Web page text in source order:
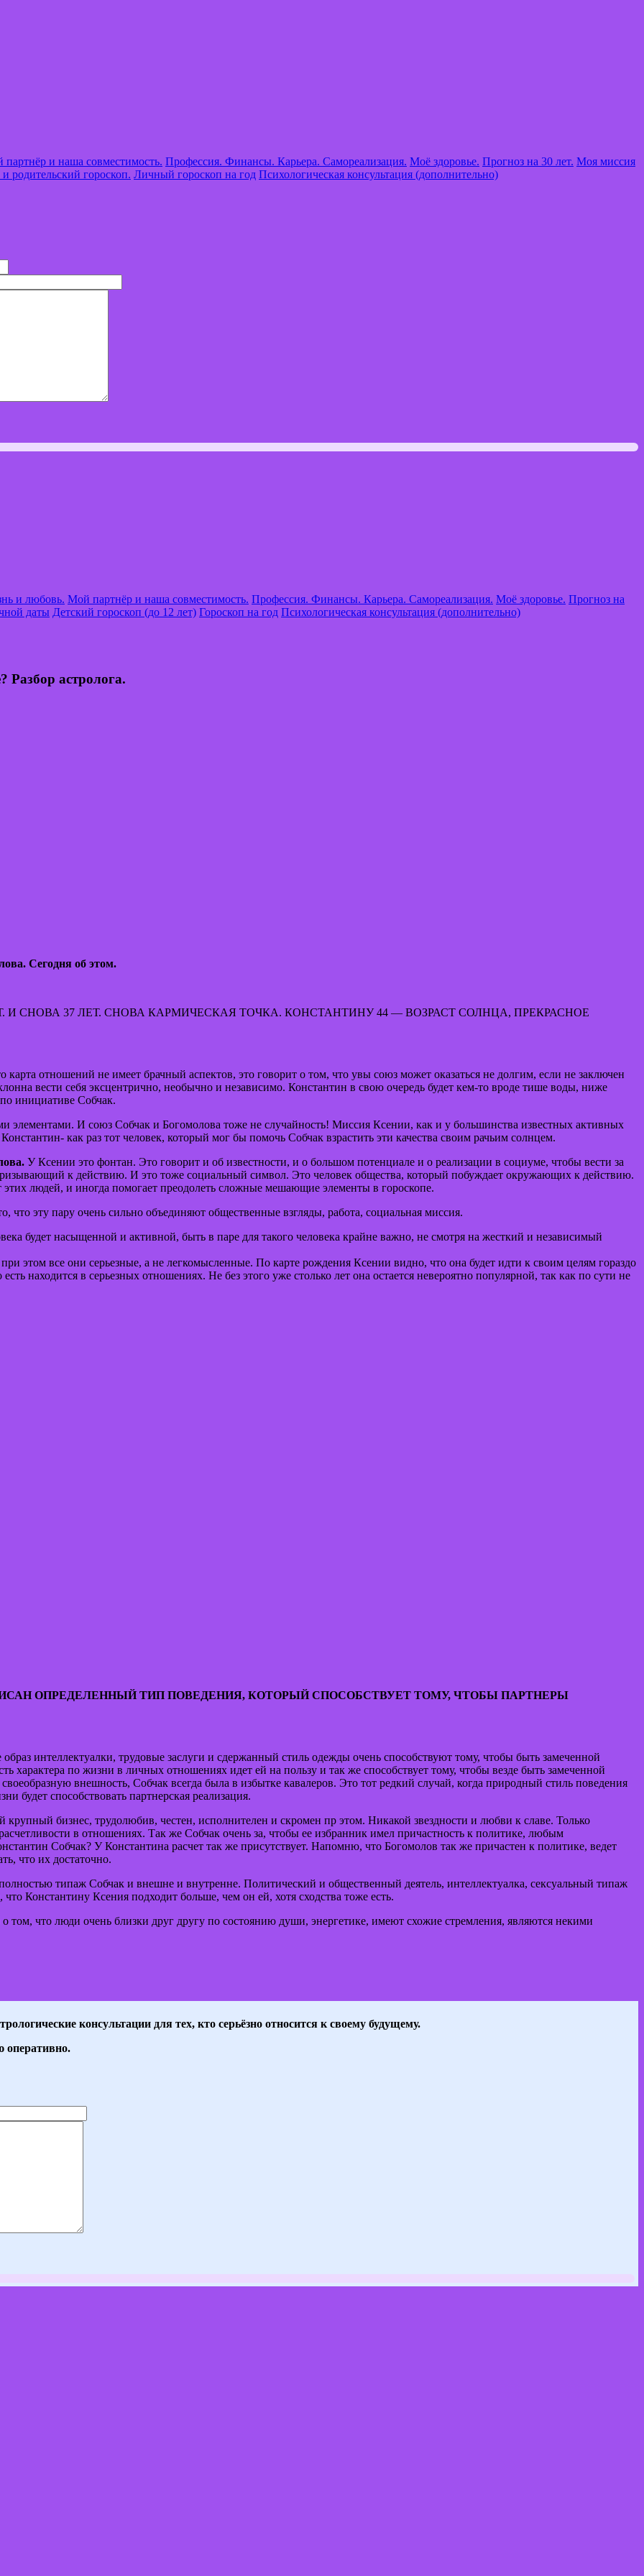
и наша совместимость. Профессия. Финансы. Карьера. Самореализация. Моё здоровье. Прогноз на 30 лет. Моя миссия
родительский гороскоп. Личный гороскоп на год Психологическая консультация (дополнительно)
и любовь. Мой партнёр и наша совместимость. Профессия. Финансы. Карьера. Самореализация. Моё здоровье. Прогноз на
даты Детский гороскоп (до 12 лет) Гороскоп на год Психологическая консультация (дополнительно)
Разбор астролога.
Сегодня об этом.
СНОВА 37 ЛЕТ. СНОВА КАРМИЧЕСКАЯ ТОЧКА. КОНСТАНТИНУ 44 — ВОЗРАСТ СОЛНЦА, ПРЕКРАСНОЕ
отношений не имеет брачный аспектов, это говорит о том, что увы союз может оказаться не долгим, если не заключен
вести себя эксцентрично, необычно и независимо. Константин в свою очередь будет кем-то вроде тише воды, ниже
инициативе Собчак.
элементами. И союз Собчак и Богомолова тоже не случайность! Миссия Ксении, как и у большинства известных активных
как раз тот человек, который мог бы помочь Собчак взрастить эти качества своим рачьим солнцем.
У Ксении это фонтан. Это говорит и об известности, и о большом потенциале и о реализации в социуме, чтобы вести за
к действию. И это тоже социальный символ. Это человек общества, который побуждает окружающих к действию.
людей, и иногда помогает преодолеть сложные мешающие элементы в гороскопе.
что эту пару очень сильно объединяют общественные взгляды, работа, социальная миссия.
будет насыщенной и активной, быть в паре для такого человека крайне важно, не смотря на жесткий и независимый
этом все они серьезные, а не легкомысленные. По карте рождения Ксении видно, что она будет идти к своим целям гораздо
находится в серьезных отношениях. Не без этого уже столько лет она остается невероятно популярной, так как по сути не
ОПРЕДЕЛЕННЫЙ ТИП ПОВЕДЕНИЯ, КОТОРЫЙ СПОСОБСТВУЕТ ТОМУ, ЧТОБЫ ПАРТНЕРЫ
интеллектуалки, трудовые заслуги и сдержанный стиль одежды очень способствуют тому, чтобы быть замеченной
характера по жизни в личных отношениях идет ей на пользу и так же способствует тому, чтобы везде быть замеченной
внешность, Собчак всегда была в избытке кавалеров. Это тот редкий случай, когда природный стиль поведения
будет способствовать партнерская реализация.
крупный бизнес, трудолюбив, честен, исполнителен и скромен пр этом. Никакой звездности и любви к славе. Только
в отношениях. Так же Собчак очень за, чтобы ее избранник имел причастность к политике, любым
Собчак? У Константина расчет так же присутствует. Напомню, что Богомолов так же причастен к политике, ведет
что их достаточно.
типаж Собчак и внешне и внутренне. Политический и общественный деятель, интеллектуалка, сексуальный типаж
Константину Ксения подходит больше, чем он ей, хотя сходства тоже есть.
том, что люди очень близки друг другу по состоянию души, энергетике, имеют схожие стремления, являются некими
консультации для тех, кто серьёзно относится к своему будущему.
оперативно.